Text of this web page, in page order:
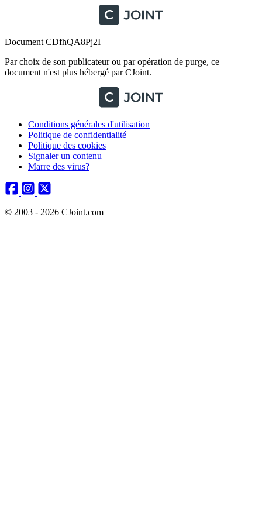
Document CDfhQA8Pj2I
Par choix de son publicateur ou par opération de purge, ce
document n'est plus hébergé par CJoint.
Conditions générales d'utilisation
Politique de confidentialité
Politique des cookies
Signaler un contenu
Marre des virus?
© 2003 - 2026 CJoint.com